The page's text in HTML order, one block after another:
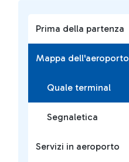
Prima della partenza
Mappa dell'aeroporto
Quale terminal
Segnaletica
Servizi in aeroporto